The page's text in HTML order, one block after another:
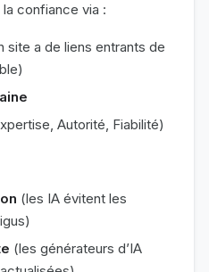
la confiance via :
site a de liens entrants de
Autorité, Fiabilité)
(les IA évitent les
(les générateurs d’IA